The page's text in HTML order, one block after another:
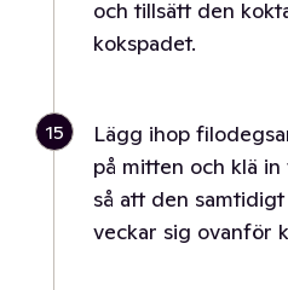
och tillsätt den
kokspadet.
15
Lägg ihop
på mitten och klä
så att den
veckar sig ovanför